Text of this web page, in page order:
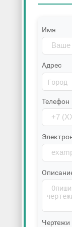
Имя
Адрес
Телефон
Чертежи